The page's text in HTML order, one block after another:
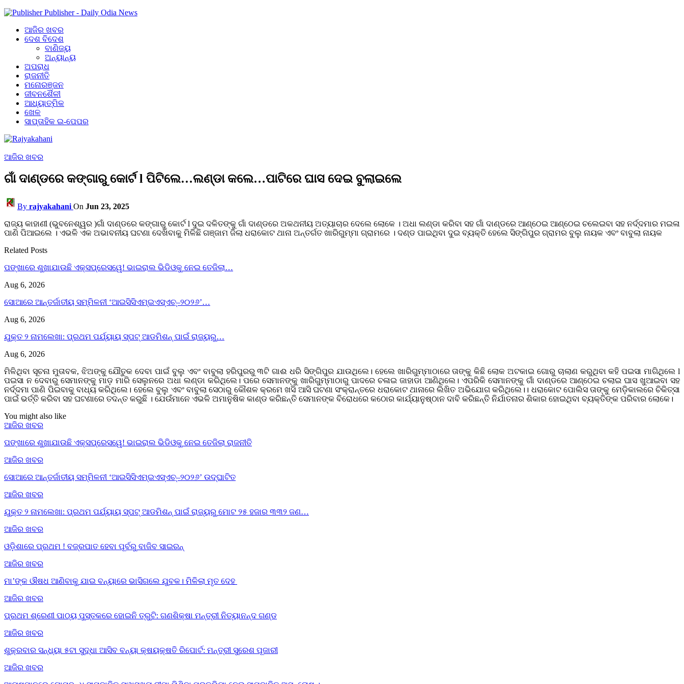
Publisher - Daily Odia News
ଆଜିର ଖବର
ଦେଶ ବିଦେଶ
ବାଣିଜ୍ୟ
ଅନ୍ୟାନ୍ୟ
ଅପରାଧ
ରାଜନୀତି
ମନୋରଞ୍ଜନ
ଜୀବନଶୈଳୀ
ଆଧ୍ୟାତ୍ମିକ
ଖେଳ
ସାପ୍ତାହିକ ଇ-ପେପର
ଆଜିର ଖବର
ଗାଁ ଦାଣ୍ଡରେ କଙ୍ଗାରୁ କୋର୍ଟ l ପିଟିଲେ…ଲଣ୍ଡା କଲେ…ପାଟିରେ ଘାସ ଦେଇ ବୁଲାଇଲେ
By rajyakahani On Jun 23, 2025
ରାଜ୍ୟ କାହାଣୀ (ଭୁବନେଶ୍ୱର )ଗାଁ ଦାଣ୍ଡରେ କଙ୍ଗାରୁ କୋର୍ଟ l ଦୁଇ ଦଳିତଙ୍କୁ ଗାଁ ଦାଣ୍ଡରେ ଅକଥନୀୟ ଅତ୍ୟାଚାର ଦେଲେ ଲୋକେ । ଅଧା ଲଣ୍ଡା କରିବା ସହ ଗାଁ ଦାଣ୍ଡରେ ଆଣ୍ଠେଇ ଆଣ୍ଠେଇ ଚଲେଇବା ସହ ନର୍ଦ୍ଦମାର ମଇଳା
ପାଣି ପିଆଇଲେ । ଏଭଳି ଏକ ଅଭାବନୀୟ ଘଟଣା ଦେଖିବାକୁ ମିଳିଛି ଗଞ୍ଜାମ ଜିଲା ଧରାକୋଟ ଥାନା ଅନ୍ତର୍ଗତ ଖାରିଗୁମ୍ମା ଗ୍ରାମରେ । ଦଣ୍ଡ ପାଇଥିବା ଦୁଇ ବ୍ୟକ୍ତି ହେଲେ ସିଙ୍ଗିପୁର ଗ୍ରାମର ବୁଲୁ ନାୟକ ଏବଂ ବାବୁଲା ନାୟକ
Related Posts
ପଙ୍ଖାରେ ଶୁଖାଯାଉଛି ଏକ୍ସପ୍ରେସୱେ! ଭାଇରାଲ ଭିଡିଓକୁ ନେଇ ତେଜିଲା…
Aug 6, 2026
ସୋଆରେ ଆନ୍ତର୍ଜାତୀୟ ସମ୍ମିଳନୀ ‘ଆଇସିସିଏମ୍‌ଇଏସ୍‌ଏଚ୍‌–୨୦୨୬’…
Aug 6, 2026
ଯୁକ୍ତ ୨ ନାମଲେଖା: ପ୍ରଥମ ପର୍ଯ୍ୟାୟ ସ୍ପଟ୍ ଆଡମିଶନ୍ ପାଇଁ ରାଜ୍ୟରୁ…
Aug 6, 2026
ମିଳିଥିବା ସୂଚନା ମୁତାବକ, ଝିଅଙ୍କୁ ଯୌତୁକ ଦେବା ପାଇଁ ବୁଲୁ ଏବଂ ବାବୁଲା ହରିପୁରରୁ ୩ଟି ଗାଈ ଧରି ସିଙ୍ଗିପୁର ଯାଉଥିଲେ। ହେଲେ ଖାରିଗୁମ୍ମାଠାରେ ତାଙ୍କୁ କିଛି ଲୋକ ଅଟକାଇ ଗୋରୁ ଚାଲାଣ କରୁଥିବା କହି ପଇସା ମାଗିଥିଲେ l
ପଇସା ନ ଦେବାରୁ ସେମାନଙ୍କୁ ମାଡ଼ ମାରି ସେଲୁନରେ ଅଧା ଲଣ୍ଡା କରିଥିଲେ। ପରେ ସେମାନଙ୍କୁ ଖାରିଗୁମ୍ମାଠାରୁ ପାଦରେ ଚଳାଇ ଜାହାଡା ଆଣିଥିଲେ। ଏପରିକି ସେମାନଙ୍କୁ ଗାଁ ଦାଣ୍ଡରେ ଆଣ୍ଠେଇ ଚଲାଇ ଘାସ ଖୁଆଇବା ସହ
ନର୍ଦ୍ଦମା ପାଣି ପିଇବାକୁ ବାଧ୍ୟ କରିଥିଲେ। ହେଲେ ବୁଲୁ ଏବଂ ବାବୁଲା ସେଠାରୁ କୌଶଳ କ୍ରମେ ଖସି ଆସି ଘଟଣା ସଂକ୍ରାନ୍ତରେ ଧରାକୋଟ ଥାନାରେ ଲିଖିତ ଅଭିଯୋଗ କରିଥିଲେ।। ଧରାକୋଟ ପୋଲିସ ତାଙ୍କୁ ମେଡ଼ିକାଲରେ ଚିକିତ୍ସା
ପାଇଁ ଭର୍ତ୍ତି କରିବା ସହ ଘଟଣାରେ ତଦନ୍ତ କରୁଛି । ଯେଉଁମାନେ ଏଭଳି ଅମାନୁଷିକ କାଣ୍ଡ କରିଛନ୍ତି ସେମାନଙ୍କ ବିରୋଧରେ କଠୋର କାର୍ଯ୍ୟାନୁଷ୍ଠାନ ଦାବି କରିଛନ୍ତି ନିର୍ଯାତନାର ଶିକାର ହୋଇଥିବା ବ୍ୟକ୍ତିଙ୍କ ପରିବାର ଲୋକେ।
You might also like
ଆଜିର ଖବର
ପଙ୍ଖାରେ ଶୁଖାଯାଉଛି ଏକ୍ସପ୍ରେସୱେ! ଭାଇରାଲ ଭିଡିଓକୁ ନେଇ ତେଜିଲା ରାଜନୀତି
ଆଜିର ଖବର
ସୋଆରେ ଆନ୍ତର୍ଜାତୀୟ ସମ୍ମିଳନୀ ‘ଆଇସିସିଏମ୍‌ଇଏସ୍‌ଏଚ୍‌–୨୦୨୬’ ଉଦ୍‌ଘାଟିତ
ଆଜିର ଖବର
ଯୁକ୍ତ ୨ ନାମଲେଖା: ପ୍ରଥମ ପର୍ଯ୍ୟାୟ ସ୍ପଟ୍ ଆଡମିଶନ୍ ପାଇଁ ରାଜ୍ୟରୁ ମୋଟ ୨୫ ହଜାର ୩୩୨ ଜଣ…
ଆଜିର ଖବର
ଓଡ଼ିଶାରେ ପ୍ରଥମ ! ବଜ୍ରପାତ ହେବା ପୂର୍ବରୁ ବାଜିବ ସାଇରନ୍
ଆଜିର ଖବର
ମା’ଙ୍କ ଔଷଧ ଆଣିବାକୁ ଯାଇ ବନ୍ୟାରେ ଭାସିଗଲେ ଯୁବକ। ମିଳିଲା ମୃତ ଦେହ
ଆଜିର ଖବର
ପ୍ରଥମ ଶ୍ରେଣୀ ପାଠ୍ୟ ପୁସ୍ତକରେ ହୋଇନି ତ୍ରୁଟି: ଗଣଶିକ୍ଷା ମନ୍ତ୍ରୀ ନିତ୍ୟାନନ୍ଦ ଗଣ୍ଡ
ଆଜିର ଖବର
ଶୁକ୍ରବାର ସନ୍ଧ୍ୟା ୫ଟା ସୁଦ୍ଧା ଆସିବ ବନ୍ୟା କ୍ଷୟକ୍ଷତି ରିପୋର୍ଟ: ମନ୍ତ୍ରୀ ସୁରେଶ ପୂଜାରୀ
ଆଜିର ଖବର